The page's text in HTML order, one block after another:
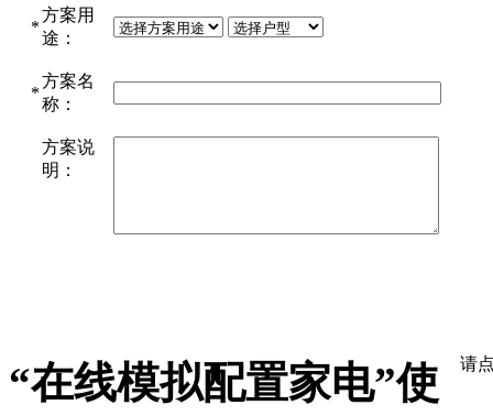
*
方案用
途：
*
方案名
称：
方案说
明：
“在线模拟配置家电”使